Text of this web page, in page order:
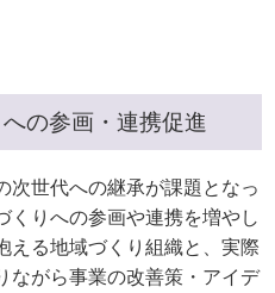
の参画・連携促進
次世代への継承が課題となっ
くりへの参画や連携を増やし
える地域づくり組織と、実際
ながら事業の改善策・アイデ